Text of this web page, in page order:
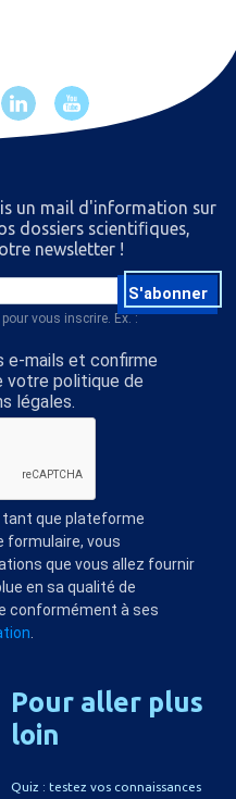
un mail d'information sur
dossiers scientiﬁques,
newsletter !
S'abonner
vous inscrire. Ex. :
e-mails et confirme
votre politique de
légales.
tant que plateforme
formulaire, vous
que vous allez fournir
en sa qualité de
conformément à ses
Pour aller plus
loin
Quiz : testez vos connaissances